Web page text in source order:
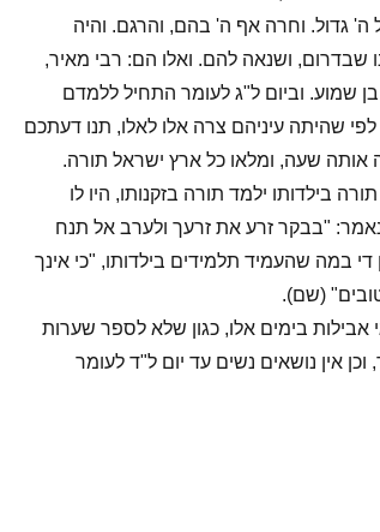
ה' גדול. וחרה אף ה' בהם, והרגם. והיה
ושנאה להם. ואלו הם: רבי מאיר,
בן שמוע. וביום ל"ג לעומר התחיל ללמדם
שהיתה עיניהם צרה אלו לאלו, תנו דעתכם
שעה, ומלאו כל ארץ ישראל תורה.
בילדותו ילמד תורה בזקנותו, היו לו
שנאמר: "בבקר זרע את זרעך ולערב אל תנח
די במה שהעמיד תלמידים בילדותו, "כי אינך
(שם).
אבילות בימים אלו, כגון שלא לספר שערות
אין נושאים נשים עד יום ל"ד לעומר